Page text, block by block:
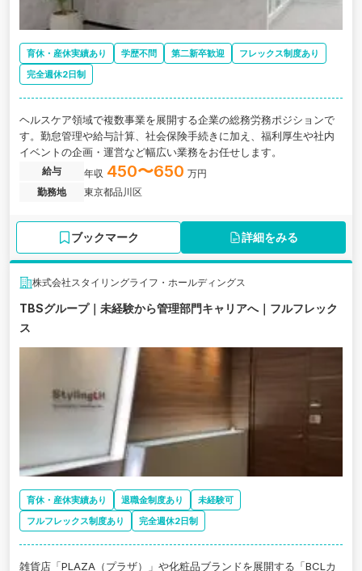
育休・産休実績あり 学歴不問 第二新卒歓迎
フレックス制度あり
完全週休2日制
ヘルスケア領域で複数事業を展開する企業の総務労務ポジションで
す。勤怠管理や給与計算、社会保険手続きに加え、福利厚生や社内
イベントの企画・運営など幅広い業務をお任せします。
給与 年収 450〜650 万円
勤務地
東京都品川区
ブックマーク 詳細をみる
株式会社スタイリングライフ・ホールディングス
TBSグループ｜未経験から管理部門キャリアへ｜フルフレック
ス
育休・産休実績あり 退職金制度あり
未経験可
フルフレックス制度あり
完全週休2日制
雑貨店「PLAZA（プラザ）」や化粧品ブランドを展開する「BCLカ